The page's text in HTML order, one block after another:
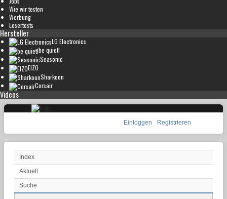
Wie wir testen
Werbung
Lesertests
Hersteller
LG Electronics
be quiet!
Seasonic
EIZO
Sharkoon
Corsair
Videos
Einloggen Registrieren
Index
Aktuell
Suche